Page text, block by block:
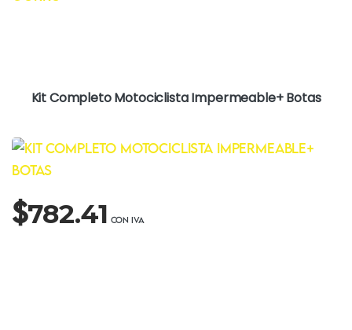
Kit Completo Motociclista Impermeable+ Botas
$782.41